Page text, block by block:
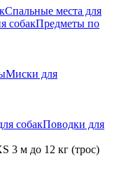
Спальные места для
собакПредметы по
Миски для
собакПоводки для
3 м до 12 кг (трос)